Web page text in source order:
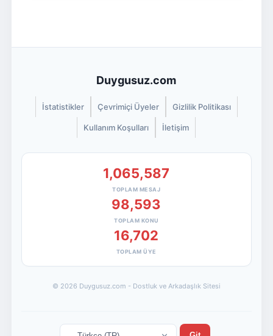
Duygusuz.com
İstatistikler Çevrimiçi Üyeler Gizlilik Politikası
Kullanım Koşulları İletişim
1,065,587
TOPLAM MESAJ
98,593
TOPLAM KONU
16,702
TOPLAM ÜYE
© 2026 Duygusuz.com - Dostluk ve Arkadaşlık Sitesi